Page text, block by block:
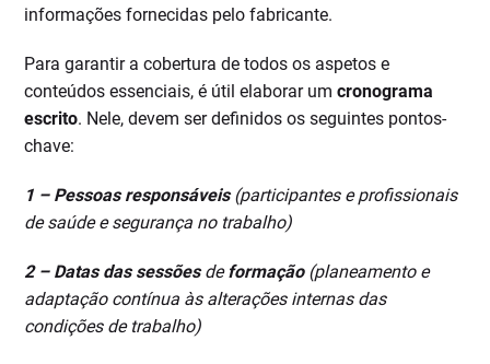
informações fornecidas pelo fabricante.
Para garantir a cobertura de todos os aspetos e
conteúdos essenciais, é útil elaborar umcronograma
escrito. Nele, devem ser definidos os seguintes pontos-
chave:
1 – Pessoas responsáveis(participantes e profissionais
de saúde e segurança no trabalho)
2 – Datas das sessõesdeformação(planeamento e
adaptação contínua às alterações internas das
condições de trabalho)